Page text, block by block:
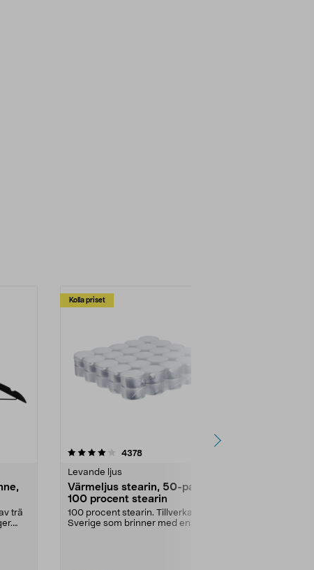
trä
Kolla priset
4378recensioner
Levande ljus
Värmeljus stearin, 50-pack,
100 procent stearin
100 procent stearin. Tillverkade i
Sverige som brinner med en
4.5av 5 stjärnor